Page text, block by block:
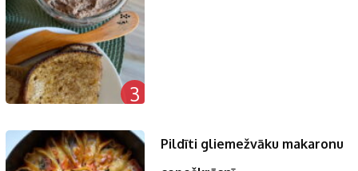
3
Pildīti gliemežvāku makaronu